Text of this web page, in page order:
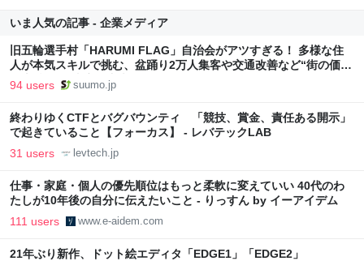
いま人気の記事 - 企業メディア
旧五輪選手村「HARUMI FLAG」自治会がアツすぎる！ 多様な住
人が本気スキルで挑む、盆踊り2万人集客や交通改善など“街の価値
向上”戦略 東京・中央区
94 users suumo.jp
終わりゆくCTFとバグバウンティ 「競技、賞金、責任ある開示」
で起きていること【フォーカス】 - レバテックLAB
31 users levtech.jp
仕事・家庭・個人の優先順位はもっと柔軟に変えていい 40代のわ
たしが10年後の自分に伝えたいこと - りっすん by イーアイデム
111 users www.e-aidem.com
21年ぶり新作、ドット絵エディタ「EDGE1」「EDGE2」